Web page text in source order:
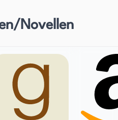
Novellen